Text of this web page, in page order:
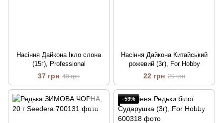
Насіння Дайкона Ікло слона
(15г), Professional
37 грн 40 грн
Насіння Дайкона Китайський
рожевий (3г), For Hobby
22 грн 29 грн
−59%